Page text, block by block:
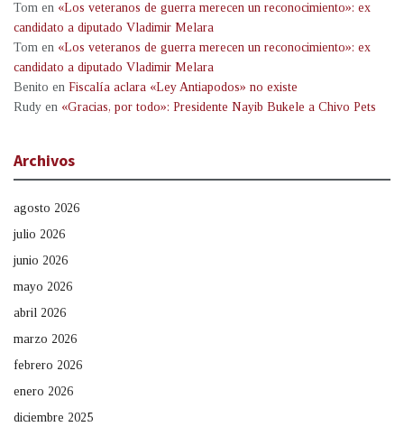
Tom en «Los veteranos de guerra merecen un reconocimiento»: ex
candidato a diputado Vladimir Melara
Tom en «Los veteranos de guerra merecen un reconocimiento»: ex
candidato a diputado Vladimir Melara
Benito en Fiscalía aclara «Ley Antiapodos» no existe
Rudy en «Gracias, por todo»: Presidente Nayib Bukele a Chivo Pets
Archivos
agosto 2026
julio 2026
junio 2026
mayo 2026
abril 2026
marzo 2026
febrero 2026
enero 2026
diciembre 2025